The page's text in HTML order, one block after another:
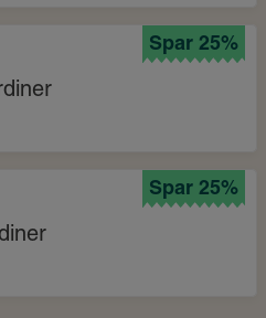
Spar 25%
Spar 25%